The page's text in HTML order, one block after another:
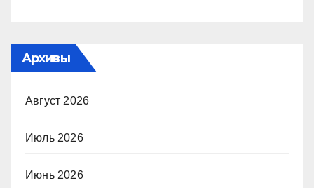
Архивы
Август 2026
Июль 2026
Июнь 2026